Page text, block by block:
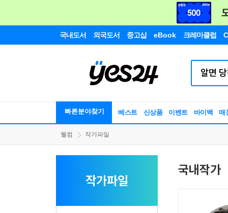
국내도서 외국도서 중고샵 eBook 크레마클럽
빠른분야찾기 베스트 신상품 이벤트 바이백 매
웰컴 작가파일
작가파일
국내작가